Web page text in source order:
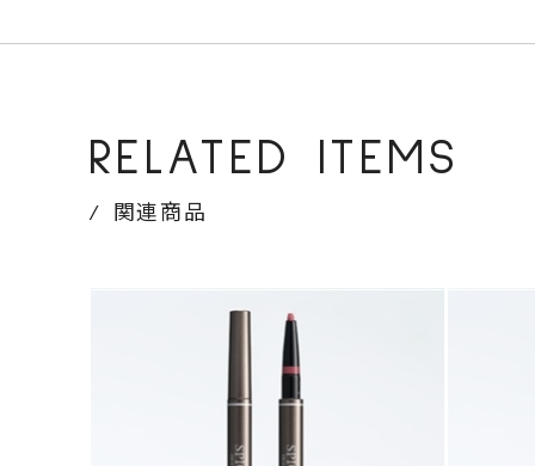
RELATED ITEMS
関連商品